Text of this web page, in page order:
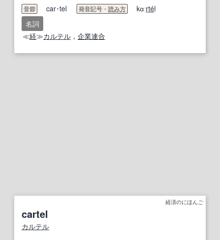
音節 car･tel 発音記号・ 読み方 kɑːrtél
名詞
≪経≫カルテル ， 企業連合
経済のにほんご
cartel
カルテル